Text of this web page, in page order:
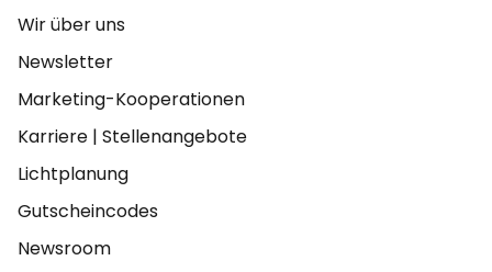
Wir über uns
Newsletter
Marketing-Kooperationen
Karriere | Stellenangebote
Lichtplanung
Gutscheincodes
Newsroom